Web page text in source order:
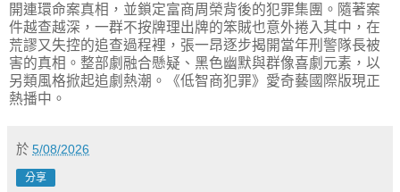
開連環命案真相，並鎖定富商周榮背後的犯罪集團。隨著案
件越查越深，一群不按牌理出牌的笨賊也意外捲入其中，在
荒謬又失控的追查過程裡，張一昂逐步揭開當年刑警隊長被
害的真相。整部劇融合懸疑、黑色幽默與群像喜劇元素，以
另類風格掀起追劇熱潮。《低智商犯罪》愛奇藝國際版現正
熱播中。
於 5/08/2026
分享